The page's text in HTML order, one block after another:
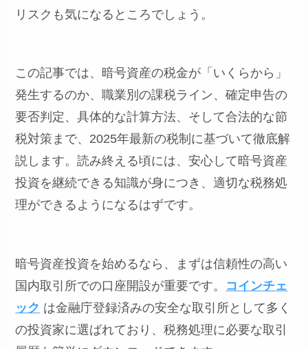
リスクも気になるところでしょう。
この記事では、暗号資産の税金が「いくらから」
発生するのか、職業別の課税ライン、確定申告の
要否判定、具体的な計算方法、そして合法的な節
税対策まで、2025年最新の税制に基づいて徹底解
説します。読み終える頃には、安心して暗号資産
投資を継続できる知識が身につき、適切な税務処
理ができるようになるはずです。
暗号資産投資を始めるなら、まずは信頼性の高い
国内取引所での口座開設が重要です。 コインチェ
ック は金融庁登録済みの安全な取引所として多く
の投資家に選ばれており、税務処理に必要な取引